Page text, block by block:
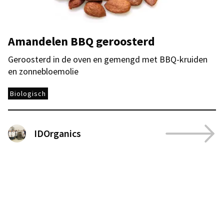
Amandelen BBQ geroosterd
Geroosterd in de oven en gemengd met BBQ-kruiden
en zonnebloemolie
Biologisch
IDOrganics